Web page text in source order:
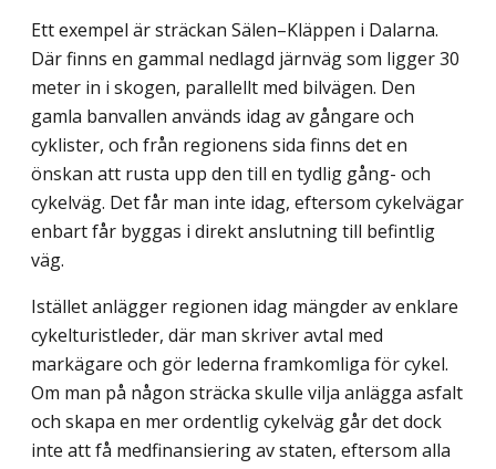
Ett exempel är sträckan Sälen–Kläppen i Dalarna.
Där finns en gammal nedlagd järnväg som ligger 30
meter in i skogen, parallellt med bilvägen. Den
gamla banvallen används idag av gångare och
cyklister, och från regionens sida finns det en
önskan att rusta upp den till en tydlig gång- och
cykelväg. Det får man inte idag, eftersom cykel­vägar
enbart får byggas i direkt anslutning till befintlig
väg.
Istället anlägger regionen idag mängder av enklare
cykelturistleder, där man skriver avtal med
markägare och gör lederna framkomliga för cykel.
Om man på någon sträcka skulle vilja anlägga asfalt
och skapa en mer ordentlig cykelväg går det dock
inte att få medfinansiering av staten, eftersom alla